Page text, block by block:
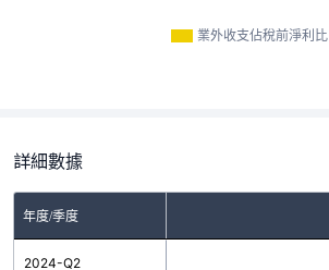
業外收支佔稅前淨利比
詳細數據
年度/季度
2024-Q2